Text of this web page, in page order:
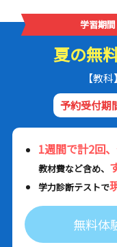
学習期
夏の無
【教
予約受付期
1週間で計2回
教材費など含め、
学力診断テストで
無料体